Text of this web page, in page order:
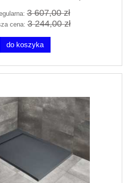
3 607,00 zł
cena:3 244,00 zł
do koszyka